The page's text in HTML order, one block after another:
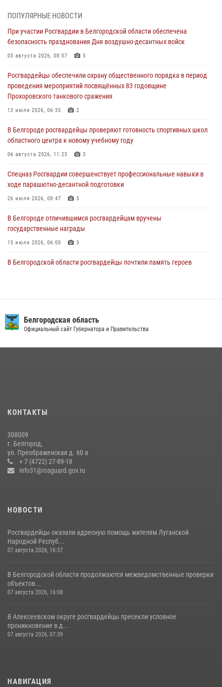
Подвиги героев‑росгвардейцев увековечили в новой музейной
экспозиции белгородского музея‑диорамы «Курская битва.
06 августа 2026, 12:05 3
В Белгороде росгвардейцы проверяют готовность спортивных школ
областного центра к новому учебному году
Росгвардия обеспечила общественную безопасность празднования
83-й годовщины освобождения г. Белгорода от немецко -
06 августа 2026, 06:54 3
Офицеры Росгвардии и ветераны войск правопорядка почтили
05 августа 2026, 17:12 2
ПОПУЛЯРНЫЕ НОВОСТИ
При участии Росгвардии в Белгородской области обеспечена
безопасность празднования Дня воздушно-десантных войск
03 августа 2026, 08:07 5
Росгвардейцы обеспечили охрану общественного порядка в период
проведения мероприятий посвящённых 83 годовщине
Прохоровского танкового сражения
13 июля 2026, 06:35 2
В Белгороде росгвардейцы проверяют готовность спортивных школ
областного центра к новому учебному году
06 августа 2026, 11:23 3
Спецназ Росгвардии совершенствует профессиональные навыки в
ходе парашютно-десантной подготовки
26 июля 2026, 08:47 5
В Белгороде отличившимся росгвардейцам вручены
государственные награды
15 июля 2026, 06:00 3
В Белгородской области росгвардейцы почтили память героев
беседу по профилактике аварийности
09 июля 2026, 10:07
Белгородские росгвардейцы задержали рецидивиста за попытку
кражи из магазина
14 июля 2026, 07:13
Белгородская область
Официальный сайт Губернатора и Правительства
КОНТАКТЫ
308009
г. Белгород,
ул. Преображенская д. 60 а
+ 7 (4722) 27-89-18
info31@rosguard.gov.ru
НОВОСТИ
Росгвардейцы оказали адресную помощь жителям Луганской
Народной Респуб...
07 августа 2026, 16:37
В Белгородской области продолжаются межведомственные проверки
объектов...
07 августа 2026, 16:08
В Алексеевском округе росгвардейцы пресекли условное
проникновение в д...
07 августа 2026, 07:39
НАВИГАЦИЯ